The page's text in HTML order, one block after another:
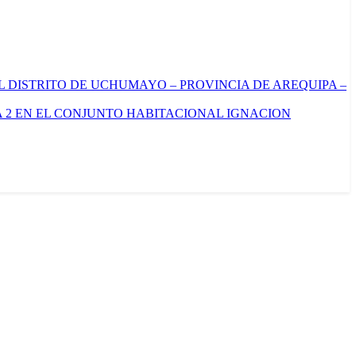
DISTRITO DE UCHUMAYO – PROVINCIA DE AREQUIPA –
EN EL CONJUNTO HABITACIONAL IGNACION